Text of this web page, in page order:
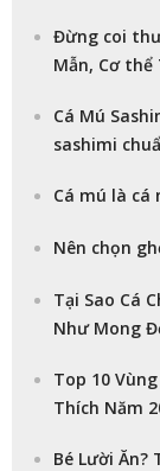
Đừng coi
Mẫn, Cơ thể
Cá Mú
sashimi
Cá mú là cá
Nên chọn
Tại Sao Cá
Như Mong
Top 10
Thích Năm
Bé Lười Ăn?